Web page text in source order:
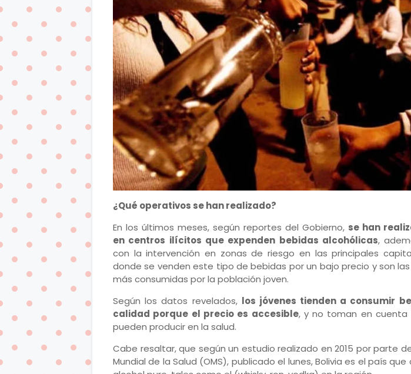
¿Qué operativos se han realizado?
En los últimos meses, según reportes del Gobierno, se han
en centros ilícitos que expenden bebidas alcohólicas,
con la intervención en zonas de riesgo en las principales
donde se venden este tipo de bebidas por un bajo precio y son
más consumidas por la población joven.
Según los datos revelados, los jóvenes tienden a consumir
calidad porque el precio es accesible, y no toman en
pueden producir en la salud.
Cabe resaltar, que según un estudio realizado en 2015 por parte
Mundial de la Salud (OMS), publicado el lunes, Bolivia es el país